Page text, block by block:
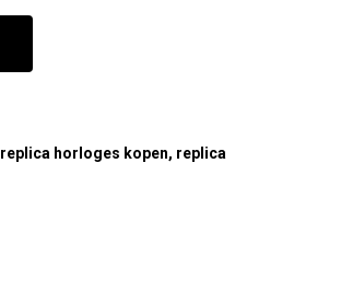
replica horloges kopen, replica